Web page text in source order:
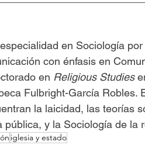
en Sociología
con énfasis en
en Religious Studies
Fulbright-García Robles.
la laicidad, las teorías
y la Sociología de la
iglesia y estado